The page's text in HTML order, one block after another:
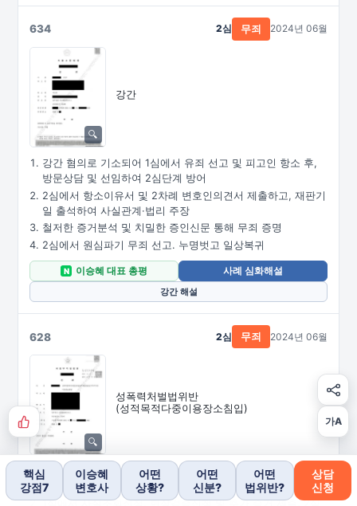
634
강간
2심 무죄 2024년 06월
강간 혐의로 기소되어 1심에서 유죄 선고 및 피고인 항소 후,
방문상담 및 선임하여 2심단계 방어
2심에서 항소이유서 및 2차례 변호인의견서 제출하고, 재판기
일 출석하여 사실관계·법리 주장
철저한 증거분석 및 치밀한 증인신문 통해 무죄 증명
2심에서 원심파기 무죄 선고. 누명벗고 일상복귀
N 이승혜 대표 총평
사례 심화해설
강간 해설
628
성폭력처벌법위반
(성적목적다중이용장소침입)
2심 무죄 2024년 06월
검찰 기소 후 방문상담 및 선임, 1심에서 무죄 선고 및 검사 항
소 후, 2심단계 방어
1심에서 사실조회신청, 현장검증신청 및 추가 증거 제출, 2심
가A
핵심
강점7
이승혜
변호사
어떤
상황?
어떤
신분?
어떤
법위반?
상담
신청